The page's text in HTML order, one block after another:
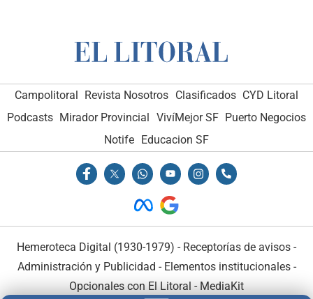
Campolitoral Revista Nosotros Clasificados CYD Litoral
Podcasts Mirador Provincial VivíMejor SF Puerto Negocios
Notife
Educacion SF
Hemeroteca Digital (1930-1979) - Receptorías de avisos -
Administración y Publicidad - Elementos institucionales-
Opcionales con El Litoral - MediaKit